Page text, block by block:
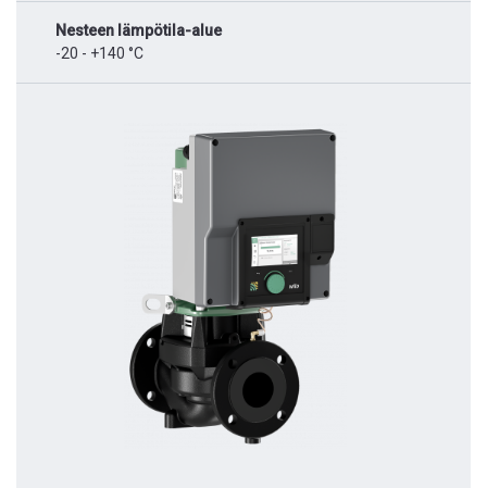
Nesteen lämpötila-alue
-20 - +140 °C